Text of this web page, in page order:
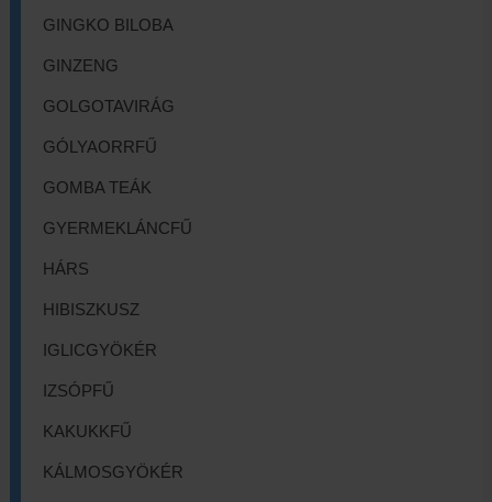
GINGKO BILOBA
GINZENG
GOLGOTAVIRÁG
GÓLYAORRFŰ
GOMBA TEÁK
GYERMEKLÁNCFŰ
HÁRS
HIBISZKUSZ
IGLICGYÖKÉR
IZSÓPFŰ
KAKUKKFŰ
KÁLMOSGYÖKÉR